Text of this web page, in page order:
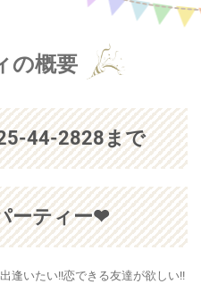
の概要
44-2828まで
ーティー❤
逢いたい!!恋できる友達が欲しい!!